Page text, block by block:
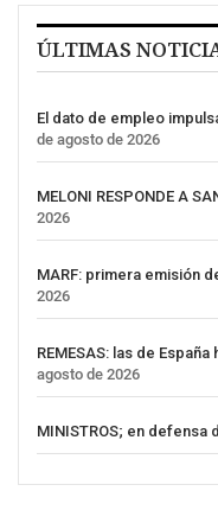
ÚLTIMAS
El dato de empleo
de agosto de 2026
MELONI RESPONDE A
2026
MARF: primera emisión
2026
REMESAS: las de
agosto de 2026
MINISTROS; en defensa